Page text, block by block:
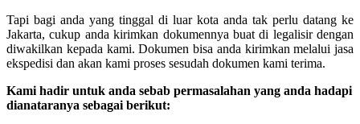
Tapi bagi anda yang tinggal di luar kota anda tak perlu datang ke
Jakarta, cukup anda kirimkan dokumennya buat di legalisir dengan
diwakilkan kepada kami. Dokumen bisa anda kirimkan melalui jasa
ekspedisi dan akan kami proses sesudah dokumen kami terima.
Kami hadir untuk anda sebab permasalahan yang anda hadapi
dianataranya sebagai berikut: